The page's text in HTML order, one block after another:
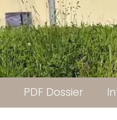
PDF Dossier